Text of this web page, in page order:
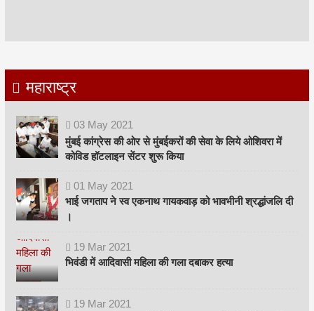
महाराष्ट्र
03 May 2021
मुंबई कांग्रेस की ओर से मुंबईकरों की सेवा के लिये ओशिवरा में
कोविड हॉटलाइन सेंटर शुरू किया
01 May 2021
भाई जगताप ने स्व एकनाथ गायकवाड़ को भावभीनी श्रद्धांजलि दी
।
19 Mar 2021
भिवंडी में आदिवासी महिला की गला दबाकर हत्या
19 Mar 2021